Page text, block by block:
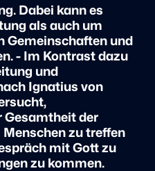
Dabei kann es
als auch um
Gemeinschaften und
- Im Kontrast dazu
und
Ignatius von
Gesamtheit der
Menschen zu treffen
mit Gott zu
zu kommen.